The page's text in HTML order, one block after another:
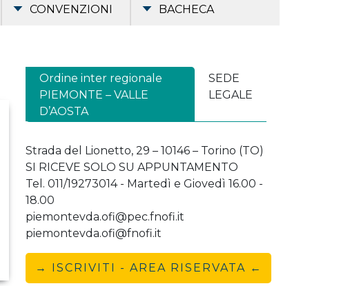
CONVENZIONI BACHECA
Ordine inter regionale
PIEMONTE – VALLE
D’AOSTA
SEDE
LEGALE
Strada del Lionetto, 29 – 10146 – Torino (TO)
SI RICEVE SOLO SU APPUNTAMENTO
Tel. 011/19273014 - Martedì e Giovedì 16.00 -
18.00
piemontevda.ofi@pec.fnofi.it
piemontevda.ofi@fnofi.it
→ ISCRIVITI - AREA RISERVATA ←